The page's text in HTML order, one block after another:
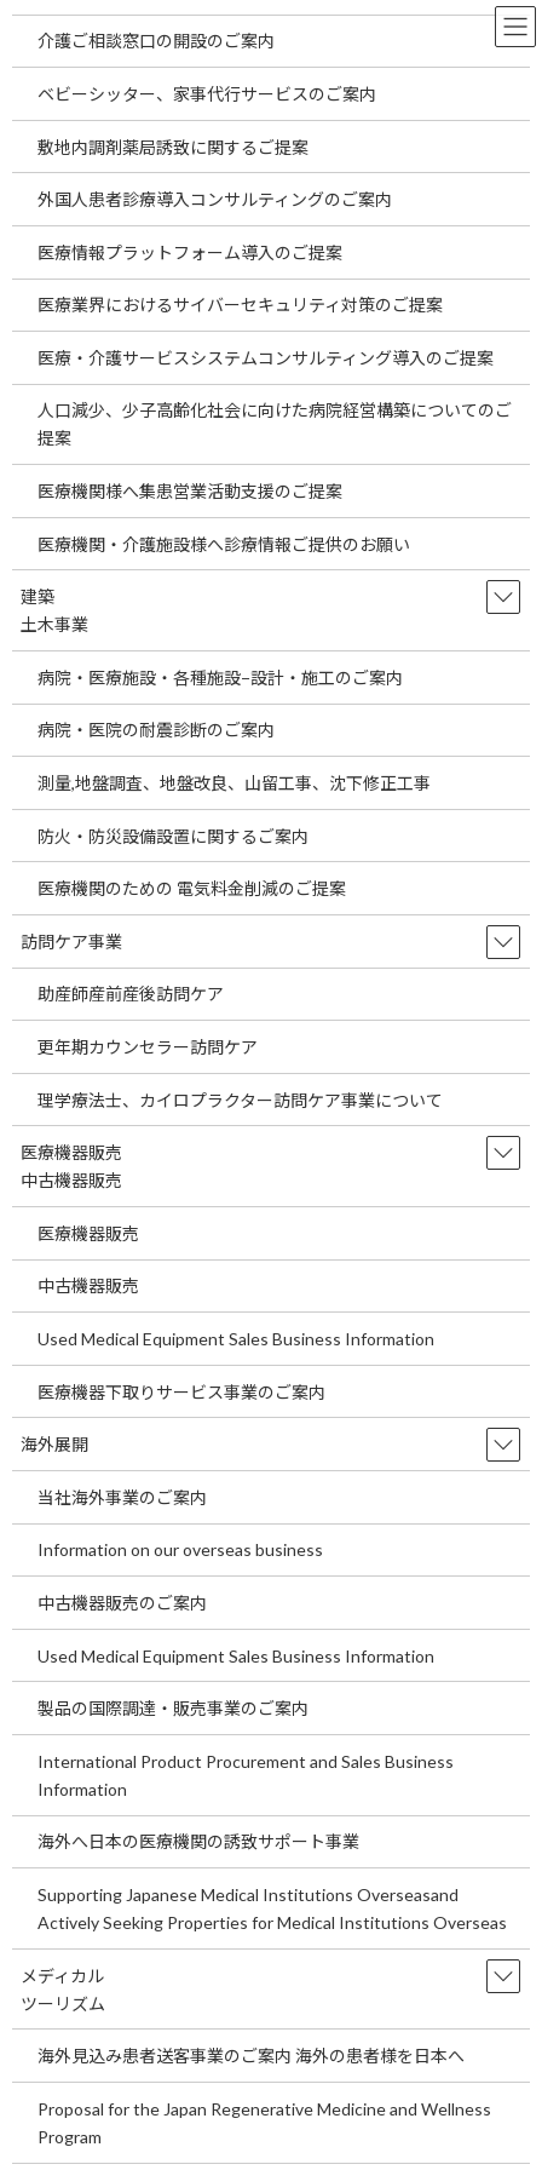
コ
プ
ナ
動
敷地内調剤薬局誘致に関するご提
案
現在の医療業界は好景気とは言えません。なぜなら、国の財政が
悪化することによる医療費の削減圧 力、薬価改定などにより病院
けるよう に東日本大震災などの天災による経済の後退などでの大
逆風に備えるには経費を節減する こと(固定費削減)と売上を上げて
いくことです。一気に大きな成果は出ないので1つ1つ積み上げて
いくことが大変重要なことです。
そこで、弊社では病院様へ病院の敷地内調剤薬局の誘致をご提案
しております。
敷地内薬局のメリット
薬局を設置することで、 契約期間(平均的に10年間)に応じての
賃料収入が得られます。
10年間の契約を締結頂く場合、権利金をお支払いいたします。
さい。
| 敷地内薬局設置の条件
1日外来数:100名以上 (100名以下であれば処方箋の内容判断)
店舗面積: 10~30坪 (外来患者数よって店舗の広さは変わりま
す。)
既存薬局よりも近いこと (敷地内薬局のための敷地がない場合
状況によっては病院の直近の場所でも検討が可能です)
弊社の業務内容
門内薬局の設置場所の確定
建物に関する図面作成、 図面確定
介護ご相談窓口の開設のご案内
ベビーシッター、家事代行サービスのご案内
敷地内調剤薬局誘致に関するご提案
外国人患者診療導入コンサルティングのご案内
医療情報プラットフォーム導入のご提案
医療業界におけるサイバーセキュリティ対策のご提案
医療・介護サービスシステムコンサルティング導入のご提案
人口減少、少子高齢化社会に向けた病院経営構築についてのご
提案
医療機関様へ集患営業活動支援のご提案
医療機関・介護施設様へ診療情報ご提供のお願い
建築
土木事業
病院・医療施設・各種施設−設計・施工のご案内
病院・医院の耐震診断のご案内
測量,地盤調査、地盤改良、山留工事、沈下修正工事
防火・防災設備設置に関するご案内
医療機関のための 電気料金削減のご提案
訪問ケア事業
助産師産前産後訪問ケア
更年期カウンセラー訪問ケア
理学療法士、カイロプラクター訪問ケア事業について
医療機器販売
中古機器販売
医療機器販売
中古機器販売
Used Medical Equipment Sales Business Information
医療機器下取りサービス事業のご案内
海外展開
当社海外事業のご案内
Information on our overseas business
中古機器販売のご案内
Used Medical Equipment Sales Business Information
製品の国際調達・販売事業のご案内
International Product Procurement and Sales Business
Information
海外へ日本の医療機関の誘致サポート事業
Supporting Japanese Medical Institutions Overseasand
Actively Seeking Properties for Medical Institutions Overseas
メディカル
ツーリズム
海外見込み患者送客事業のご案内 海外の患者様を日本へ
Proposal for the Japan Regenerative Medicine and Wellness
Program